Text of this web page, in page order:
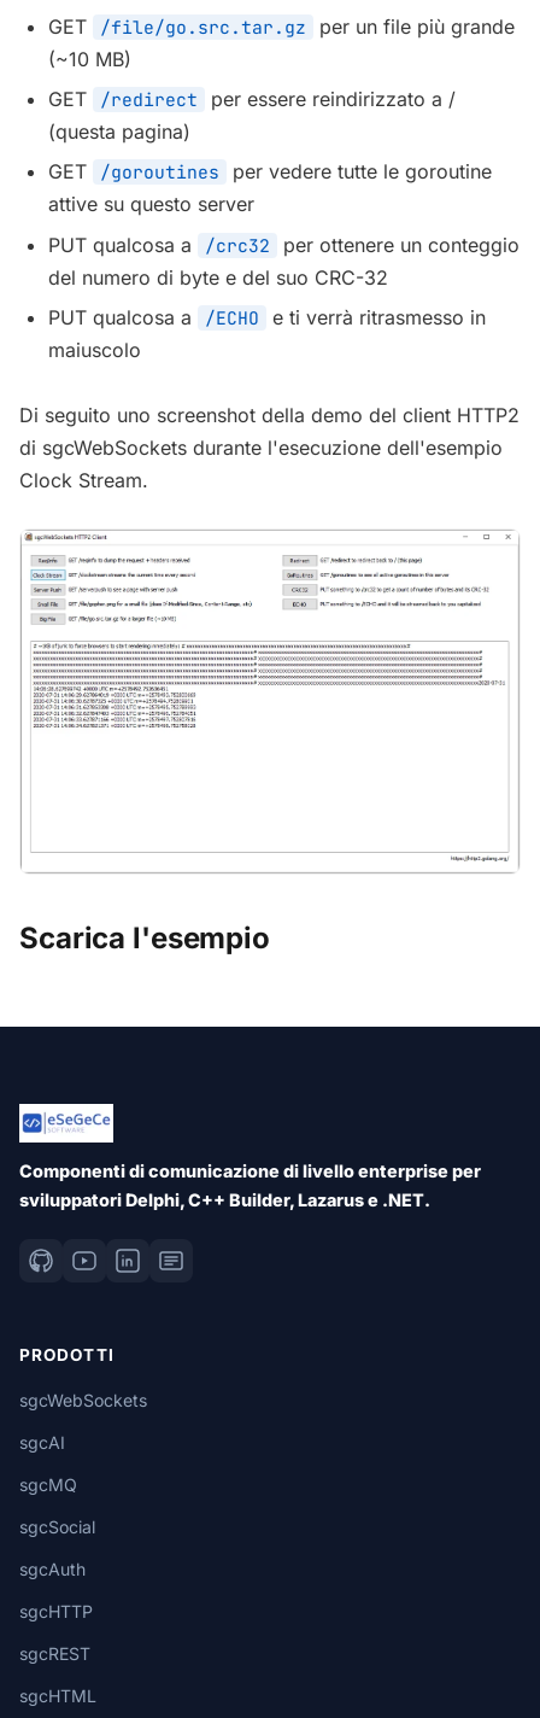
GET
/file/go.src.tar.gz
per un file più grande
(~10 MB)
GET
/redirect
per essere reindirizzato a /
(questa pagina)
GET
/goroutines
per vedere tutte le goroutine
attive su questo server
PUT qualcosa a
/crc32
per ottenere un conteggio
del numero di byte e del suo CRC-32
PUT qualcosa a
/ECHO
e ti verrà ritrasmesso in
maiuscolo
Di seguito uno screenshot della demo del client HTTP2
di sgcWebSockets durante l'esecuzione dell'esempio
Clock Stream.
Scarica l'esempio
Componenti di comunicazione di livello enterprise per
sviluppatori Delphi, C++ Builder, Lazarus e .NET.
PRODOTTI
sgcWebSockets
sgcAI
sgcMQ
sgcSocial
sgcAuth
sgcHTTP
sgcREST
sgcHTML